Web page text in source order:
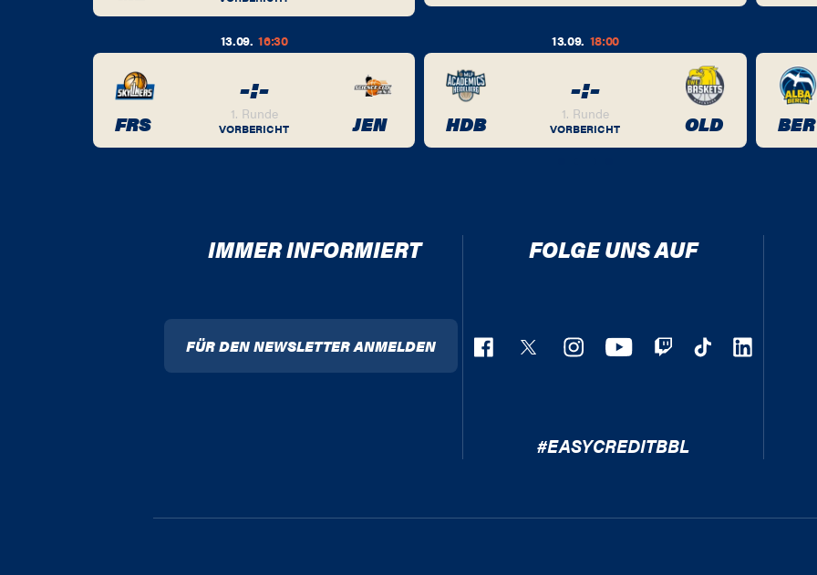
13.09. 16:30
FRS
-:-
1. Runde
VORBERICHT JEN
13.09. 18:00
HDB
-:-
1. Runde
VORBERICHT OLD BER
IMMER INFORMIERT
FÜR DEN NEWSLETTER ANMELDEN
FOLGE UNS AUF
#EASYCREDITBBL